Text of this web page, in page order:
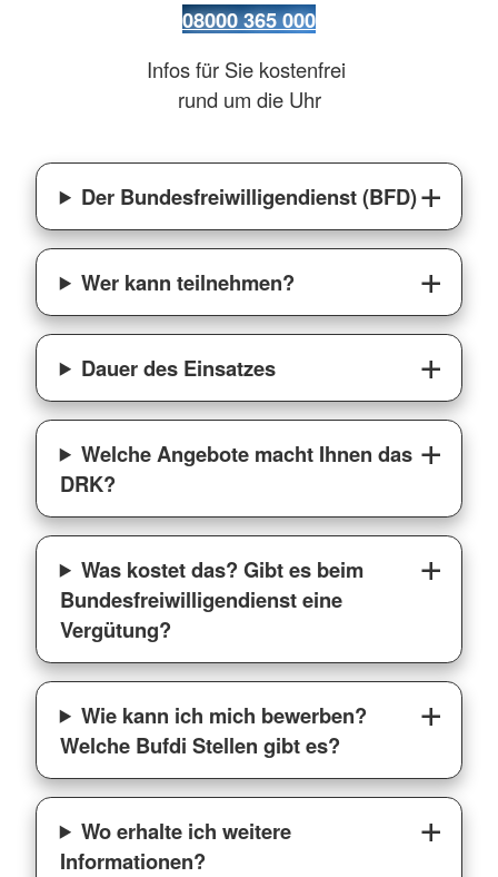
08000 365 000
Infos für Sie kostenfrei
rund um die Uhr
Der Bundesfreiwilligendienst (BFD)
Wer kann teilnehmen?
Dauer des Einsatzes
Welche Angebote macht Ihnen das
DRK?
Was kostet das? Gibt es beim
Bundesfreiwilligendienst eine
Vergütung?
Wie kann ich mich bewerben?
Welche Bufdi Stellen gibt es?
Wo erhalte ich weitere
Informationen?